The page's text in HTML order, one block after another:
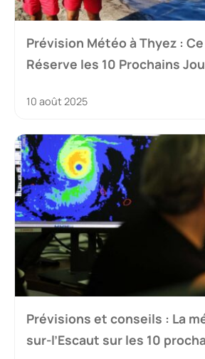
Prévision Météo à Thyez :
Réserve les 10 Prochains
10 août 2025
Prévisions et conseils : La
sur-l’Escaut sur les 10